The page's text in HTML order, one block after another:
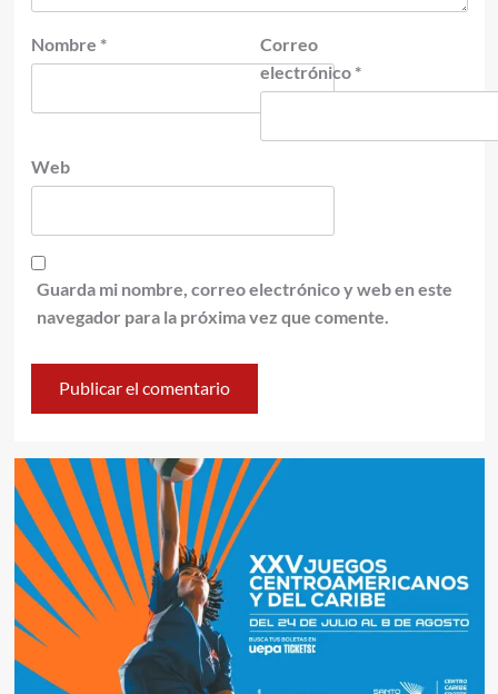
Nombre *
Correo
electrónico *
Web
Guarda mi nombre, correo electrónico y web en este
navegador para la próxima vez que comente.